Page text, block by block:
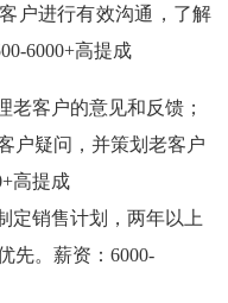
户进行有效沟通，了解
6000+高提成
老客户的意见和反馈；
户疑问，并策划老客户
高提成
定销售计划，两年以上
先。薪资：6000-